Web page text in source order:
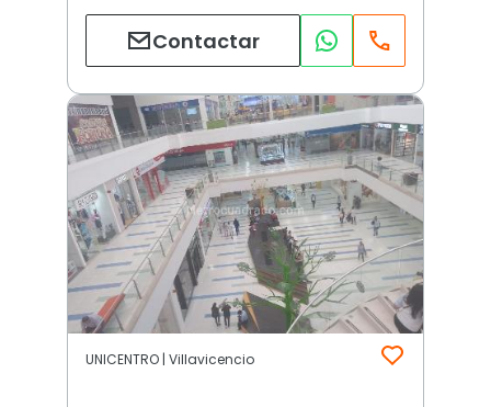
Contactar
UNICENTRO | Villavicencio